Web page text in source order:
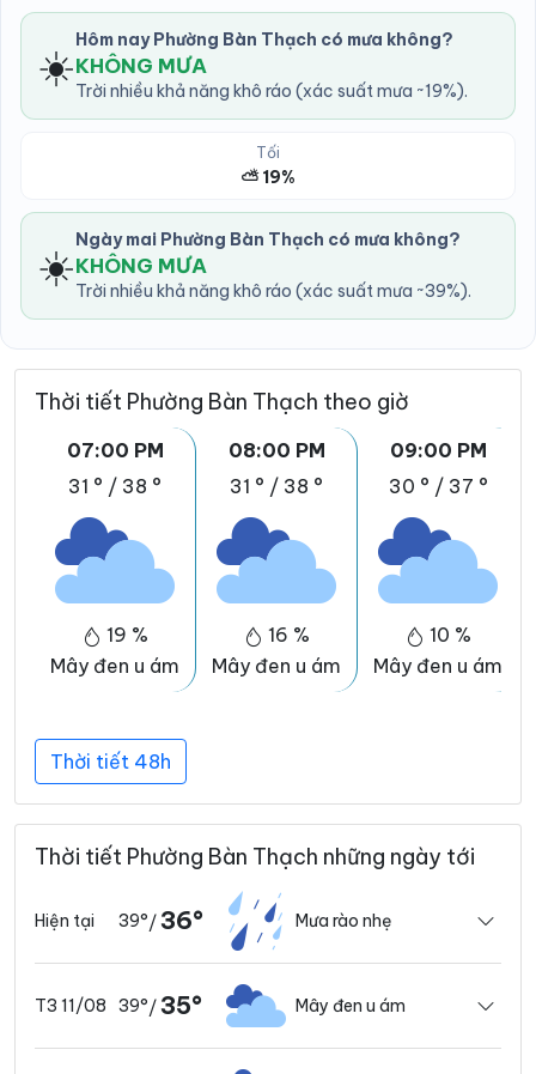
☀️ Hôm nay Phường Bàn Thạch có mưa không?
KHÔNG MƯA
Trời nhiều khả năng khô ráo (xác suất mưa ~19%).
Tối
⛅ 19%
☀️ Ngày mai Phường Bàn Thạch có mưa không?
KHÔNG MƯA
Trời nhiều khả năng khô ráo (xác suất mưa ~39%).
Thời tiết Phường Bàn Thạch theo giờ
07:00 PM
31 ° / 38 °
19 %
Mây đen u ám
08:00 PM
31 ° / 38 °
16 %
Mây đen u ám
09:00 PM
30 ° / 37 °
10 %
Mây đen u ám
Thời tiết 48h
Thời tiết Phường Bàn Thạch những ngày tới
Hiện tại 39°/ 36° Mưa rào nhẹ
T3 11/08 39°/ 35° Mây đen u ám